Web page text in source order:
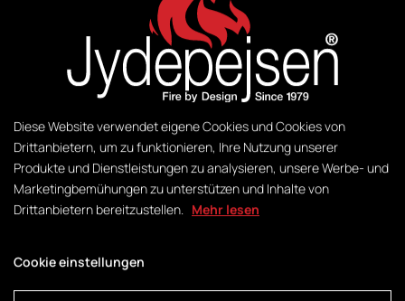
JYDEPEJSEN
Fire by design since 1979
Jydepejsen A/S ist ein renommiertes
Unternehmen, das seit 1979 an der Entwicklung
Eigenschaften von Feuer arbeiten. Wir legen viel
Diese Website verwendet eigene Cookies und Cookies von
Drittanbietern, um zu funktionieren, Ihre Nutzung unserer
Produkte und Dienstleistungen zu analysieren, unsere Werbe- und
Marketingbemühungen zu unterstützen und Inhalte von
Drittanbietern bereitzustellen. Mehr lesen
Cookie einstellungen